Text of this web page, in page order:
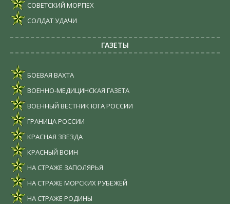
СОВЕТСКИЙ МОРПЕХ
СОЛДАТ УДАЧИ
ГАЗЕТЫ
БОЕВАЯ ВАХТА
ВОЕННО-МЕДИЦИНСКАЯ ГАЗЕТА
ВОЕННЫЙ ВЕСТНИК ЮГА РОССИИ
ГРАНИЦА РОССИИ
КРАСНАЯ ЗВЕЗДА
КРАСНЫЙ ВОИН
НА СТРАЖЕ ЗАПОЛЯРЬЯ
НА СТРАЖЕ МОРСКИХ РУБЕЖЕЙ
НА СТРАЖЕ РОДИНЫ